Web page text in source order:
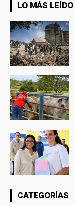
LO MÁS LEÍDO
CATEGORÍAS